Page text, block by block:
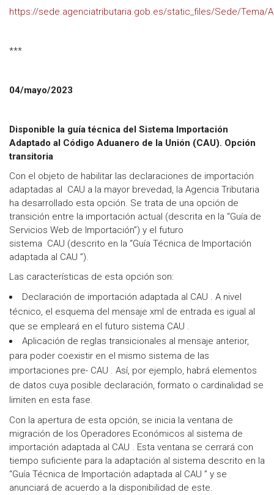
https://sede.agenciatributaria.gob.es/static_files/Sede/Tema/
***
04/mayo/2023
Disponible la guía técnica del Sistema Importación
Adaptado al Código Aduanero de la Unión (CAU). Opción
transitoria
Con el objeto de habilitar las declaraciones de importación
adaptadas al CAU a la mayor brevedad, la Agencia Tributaria
ha desarrollado esta opción. Se trata de una opción de
transición entre la importación actual (descrita en la “Guía de
Servicios Web de Importación”) y el futuro
sistema CAU (descrito en la “Guía Técnica de Importación
adaptada al CAU ”).
Las características de esta opción son:
Declaración de importación adaptada al CAU . A nivel
técnico, el esquema del mensaje xml de entrada es igual al
que se empleará en el futuro sistema CAU .
Aplicación de reglas transicionales al mensaje anterior,
para poder coexistir en el mismo sistema de las
importaciones pre- CAU . Así, por ejemplo, habrá elementos
de datos cuya posible declaración, formato o cardinalidad se
limiten en esta fase.
Con la apertura de esta opción, se inicia la ventana de
migración de los Operadores Económicos al sistema de
importación adaptada al CAU . Esta ventana se cerrará con
tiempo suficiente para la adaptación al sistema descrito en la
“Guía Técnica de Importación adaptada al CAU ” y se
anunciará de acuerdo a la disponibilidad de este.